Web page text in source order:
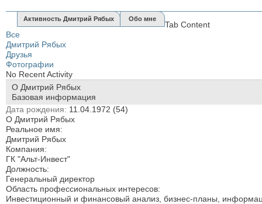
Активность Дмитрий Рябых Обо мне
Tab Content
Все
Дмитрий Рябых
Друзья
Фотографии
No Recent Activity
О Дмитрий Рябых
Базовая информация
Дата рождения
11.04.1972 (54)
О Дмитрий Рябых
Реальное имя:
Дмитрий Рябых
Компания:
ГК "Альт-Инвест"
Должность:
Генеральный директор
Область профессиональных интересов:
Инвестиционный и финансовый анализ, бизнес-планы,